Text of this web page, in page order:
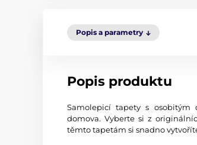
Popis a parametry
Popis produktu
Samolepicí tapety s osobitým
domova. Vyberte si z
těmto tapetám si snadno